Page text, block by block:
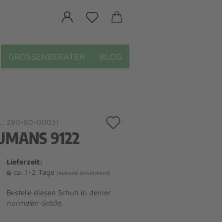
GRÖSSENBERATER BLOG
290-60-0003)
9122
Lieferzeit:
ca. 1-2 Tage (Ausland abweichend)
Bestelle diesen Schuh in deiner
normalen Größe.